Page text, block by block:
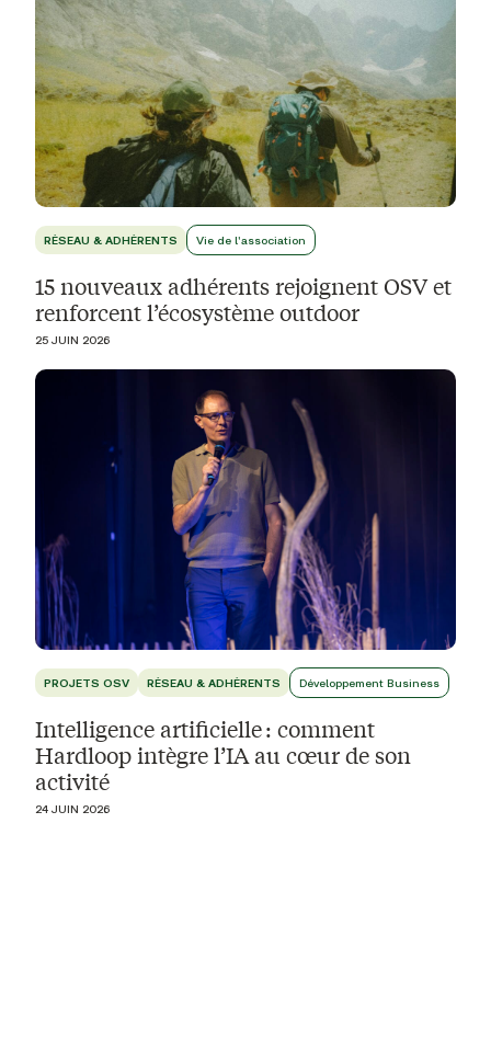
RÉSEAU & ADHÉRENTS Vie de l'association
15 nouveaux adhérents rejoignent OSV et
renforcent l’écosystème outdoor
25 JUIN 2026
PROJETS OSV RÉSEAU & ADHÉRENTS Développement Business
Intelligence artificielle : comment
Hardloop intègre l’IA au cœur de son
activité
24 JUIN 2026